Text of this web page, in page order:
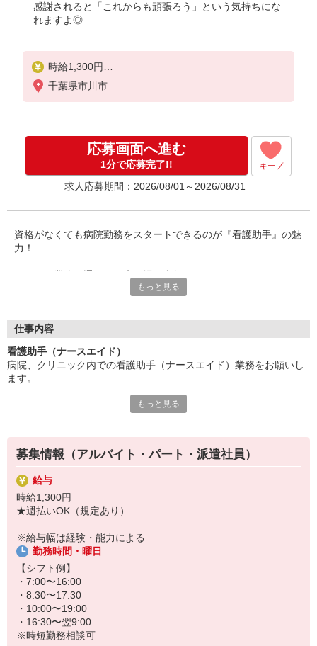
感謝されると「これからも頑張ろう」という気持ちにな
れますよ◎
時給1,300円
★週払いOK（規定あり）
千葉県市川市
応募画面へ進む
1分で応募完了!! キープ
求人応募期間：2026/08/01～2026/08/31
資格がなくても病院勤務をスタートできるのが『看護助手』の魅
力！
チームに貢献できるだけでなく、
沢山のやりがいを感じながら充実して働けるんです！
分の成長も楽しめますよ☆
「医療の世界に挑戦してみたい」
そんな気持ちのある方にピッタリなポジションです♪
ジを！
もっと見る
仕事内容
看護助手（ナースエイド）
病院、クリニック内での看護助手（ナースエイド）業務をお願いし
ます。
・医療器具の洗浄や消毒
・シーツ交換やベッドメイキング
・伝票や診療材料等の補充、整理
・診療補助
・メッセンジャー業務
など
★無資格・未経験OK！未経験から医療業界デビューできちゃいます
★病院、クリニック内は冷暖房完備！いつでも快適にお仕事できま
すよ！
あなたのスキルに合わせて少しずつお仕事をお願いしていきます。
20代・30代・40代・50代・60代、
もっと見る
募集情報（アルバイト・パート・派遣社員）
給与
時給1,300円
★週払いOK（規定あり）
※給与幅は経験・能力による
勤務時間・曜日
【シフト例】
・7:00〜16:00
・8:30〜17:30
・10:00〜19:00
・16:30〜翌9:00
※時短勤務相談可